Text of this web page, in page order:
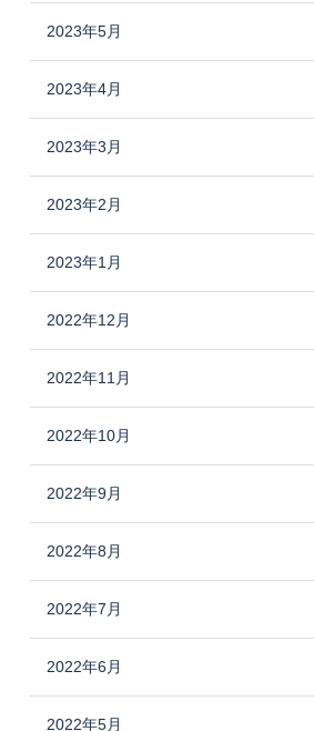
2023年5月
2023年4月
2023年3月
2023年2月
2023年1月
2022年12月
2022年11月
2022年10月
2022年9月
2022年8月
2022年7月
2022年6月
2022年5月